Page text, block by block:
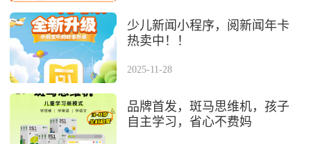
少儿新闻小程序，阅新闻年卡
热卖中！！
2025-11-28
品牌首发，斑马思维机，孩⼦
⾃主学习，省⼼不费妈